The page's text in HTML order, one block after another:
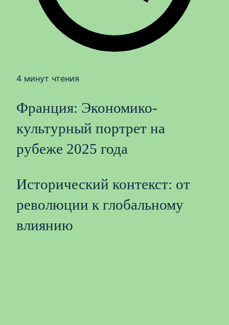
4 минут чтения
Франция: Экономико-
культурный портрет на
рубеже 2025 года
Исторический контекст: от
революции к глобальному
влиянию